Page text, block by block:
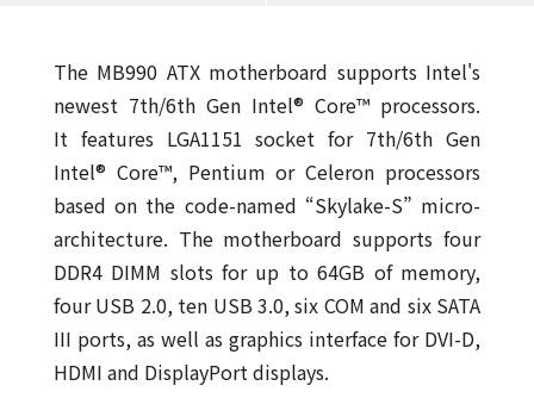
The MB990 ATX motherboard supports Intel's
newest 7th/6th Gen Intel® Core™ processors.
It features LGA1151 socket for 7th/6th Gen
Intel® Core™, Pentium or Celeron processors
based on the code-named “Skylake-S” micro-
architecture. The motherboard supports four
DDR4 DIMM slots for up to 64GB of memory,
four USB 2.0, ten USB 3.0, six COM and six SATA
III ports, as well as graphics interface for DVI-D,
HDMI and DisplayPort displays.